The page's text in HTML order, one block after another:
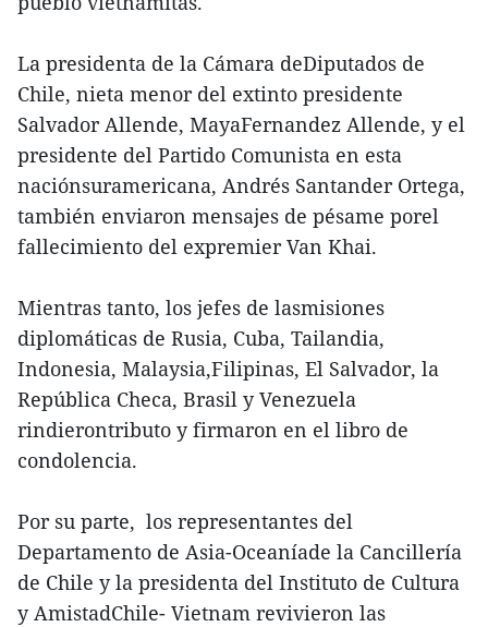
La presidenta de la Cámara deDiputados de
Chile, nieta menor del extinto presidente
Salvador Allende, MayaFernandez Allende, y el
presidente del Partido Comunista en esta
naciónsuramericana, Andrés Santander Ortega,
también enviaron mensajes de pésame porel
fallecimiento del expremier Van Khai.
Mientras tanto, los jefes de lasmisiones
diplomáticas de Rusia, Cuba, Tailandia,
Indonesia, Malaysia,Filipinas, El Salvador, la
República Checa, Brasil y Venezuela
rindierontributo y firmaron en el libro de
condolencia.
Por su parte, los representantes del
Departamento de Asia-Oceaníade la Cancillería
de Chile y la presidenta del Instituto de Cultura
y AmistadChile- Vietnam revivieron las